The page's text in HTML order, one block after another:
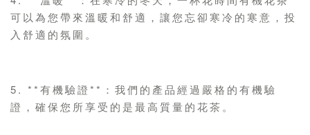
可以為您帶來溫暖和舒適，讓您忘卻寒冷的寒意，投
入舒適的氛圍。
5. **有機驗證**：我們的產品經過嚴格的有機驗
證，確保您所享受的是最高質量的花茶。